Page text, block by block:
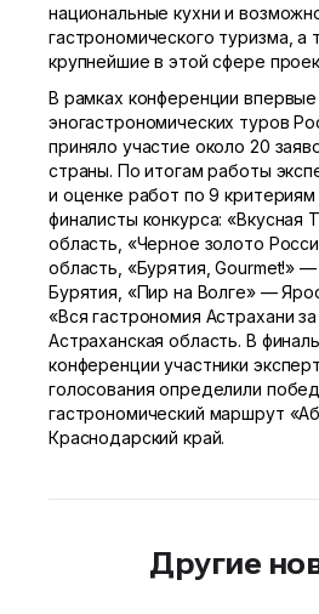
национальные кухни и
гастрономического туризма, а
крупнейшие в этой сфере
В рамках конференции
эногастрономических туров
приняло участие около 20
страны. По итогам работы
и оценке работ по 9
финалисты конкурса: «Вкусная
область, «Черное золото
область, «Бурятия, Gourmet!»
Бурятия, «Пир на Волге» —
«Вся гастрономия Астрахани
Астраханская область. В
конференции участники
голосования определили
гастрономический маршрут
Краснодарский край.
Другие